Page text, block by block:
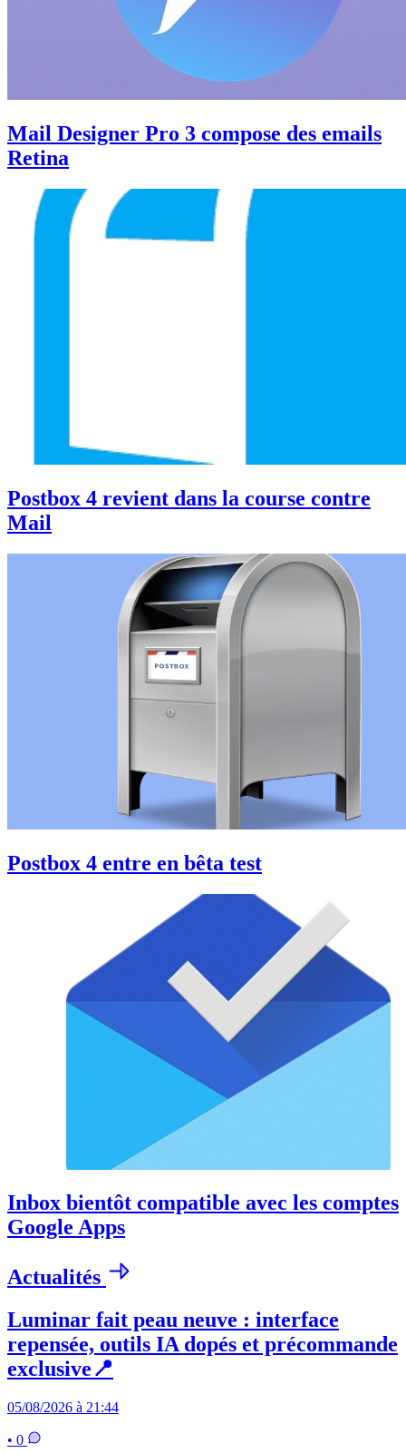
Mail Designer Pro 3 compose des emails
Retina
Postbox 4 revient dans la course contre
Mail
Postbox 4 entre en bêta test
Inbox bientôt compatible avec les comptes
Google Apps
Actualités
Luminar fait peau neuve : interface
repensée, outils IA dopés et précommande
exclusive📍
05/08/2026 à 21:44
• 0